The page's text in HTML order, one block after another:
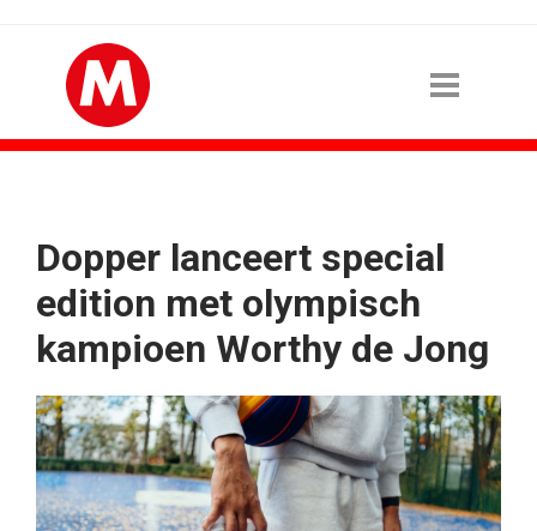
Dopper lanceert special
edition met olympisch
kampioen Worthy de Jong